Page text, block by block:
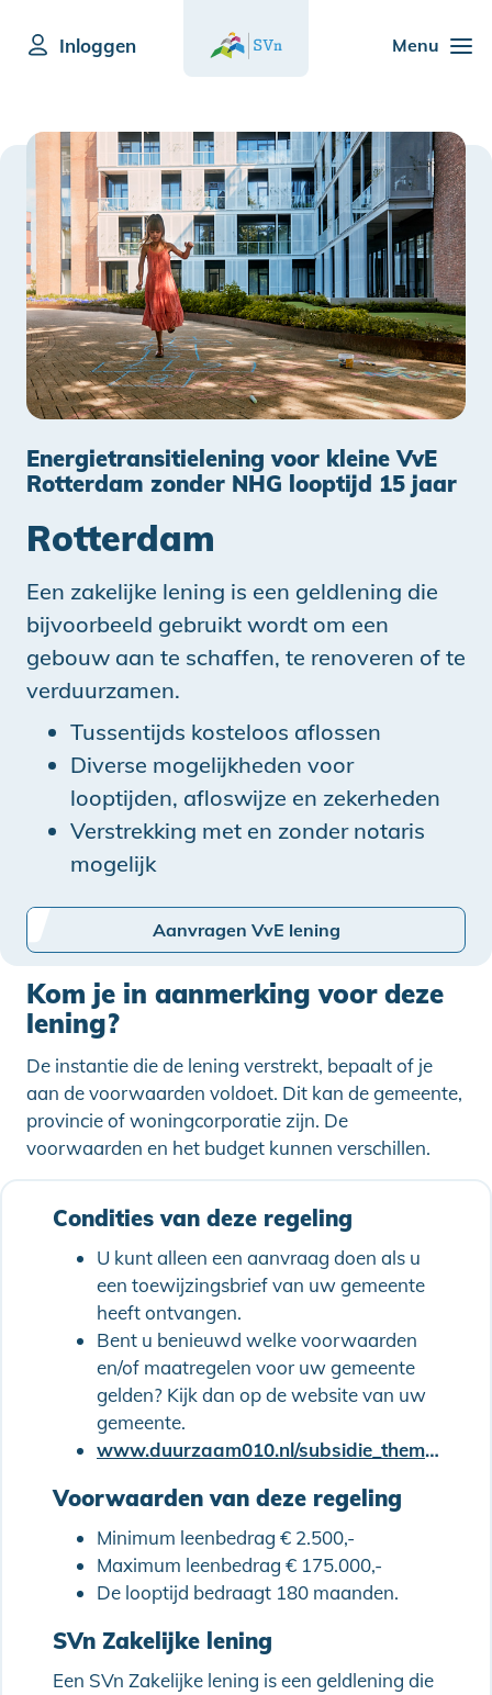
Menu
Inloggen
Energietransitielening voor kleine VvE
Rotterdam zonder NHG looptijd 15 jaar
Rotterdam
Een zakelijke lening is een geldlening die
bijvoorbeeld gebruikt wordt om een
gebouw aan te schaffen, te renoveren of te
verduurzamen.
Tussentijds kosteloos aflossen
Diverse mogelijkheden voor
looptijden, afloswijze en zekerheden
Verstrekking met en zonder notaris
mogelijk
Aanvragen VvE lening
Kom je in aanmerking voor deze
lening?
De instantie die de lening verstrekt, bepaalt of je
aan de voorwaarden voldoet. Dit kan de gemeente,
provincie of woningcorporatie zijn. De
voorwaarden en het budget kunnen verschillen.
Condities van deze regeling
U kunt alleen een aanvraag doen als u
een toewijzingsbrief van uw gemeente
heeft ontvangen.
Bent u benieuwd welke voorwaarden
en/of maatregelen voor uw gemeente
gelden? Kijk dan op de website van uw
gemeente.
www.duurzaam010.nl/subsidie_thema/energietransitiefonds/
Voorwaarden van deze regeling
Minimum leenbedrag € 2.500,-
Maximum leenbedrag € 175.000,-
De looptijd bedraagt 180 maanden.
SVn Zakelijke lening
Een SVn Zakelijke lening is een geldlening die